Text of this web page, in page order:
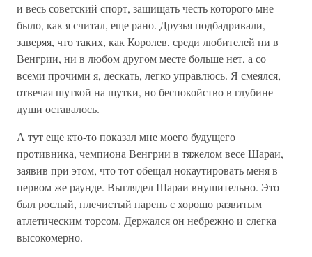
и весь советский спорт, защищать честь которого мне
было, как я считал, еще рано. Друзья подбадривали,
заверяя, что таких, как Королев, среди любителей ни в
Венгрии, ни в любом другом месте больше нет, а со
всеми прочими я, дескать, легко управлюсь. Я смеялся,
отвечая шуткой на шутки, но беспокойство в глубине
души оставалось.
А тут еще кто-то показал мне моего будущего
противника, чемпиона Венгрии в тяжелом весе Шараи,
заявив при этом, что тот обещал нокаутировать меня в
первом же раунде. Выглядел Шараи внушительно. Это
был рослый, плечистый парень с хорошо развитым
атлетическим торсом. Держался он небрежно и слегка
высокомерно.